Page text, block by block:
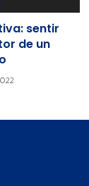
sentir
de un